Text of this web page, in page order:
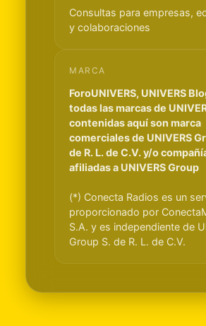
Consultas para empresas,
y colaboraciones
MARCA
ForoUNIVERS, UNIVERS
todas las marcas de
contenidas aquí son marca
comerciales de UNIVERS
de R. L. de C.V. y/o
afiliadas a UNIVERS Group
(*) Conecta Radios es un
proporcionado por
S.A. y es independiente de
Group S. de R. L. de C.V.